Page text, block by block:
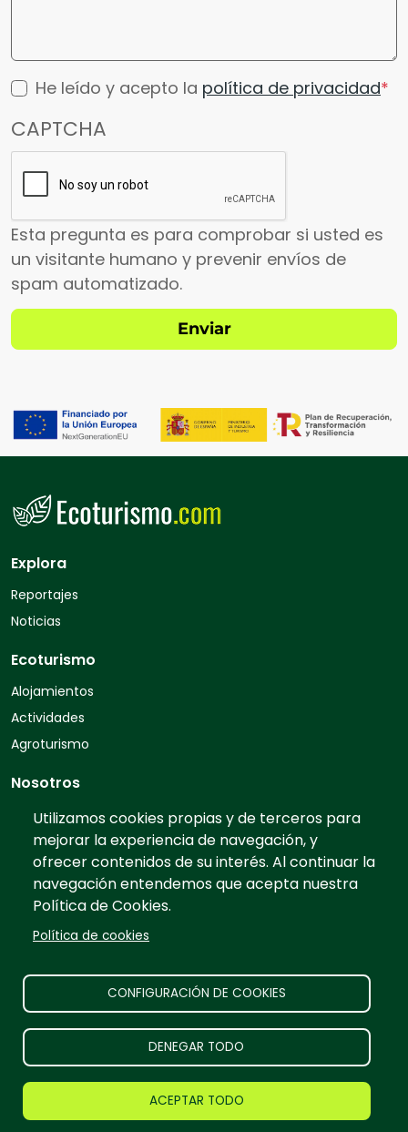
He leído y acepto la política de privacidad
CAPTCHA
Esta pregunta es para comprobar si usted es
un visitante humano y prevenir envíos de
spam automatizado.
Utilizamos cookies propias y de terceros para
mejorar la experiencia de navegación, y
ofrecer contenidos de su interés. Al continuar la
navegación entendemos que acepta nuestra
Política de Cookies.
Política de cookies
CONFIGURACIÓN DE COOKIES
DENEGAR TODO
ACEPTAR TODO
Explora
Reportajes
Noticias
Ecoturismo
Alojamientos
Actividades
Agroturismo
Nosotros
Quiénes somos
Contacto
Preguntas frecuentes
Tarifas
Información
Aviso legal
TurismoRural Internet S.L. |2026 Todos los derechos
reservados